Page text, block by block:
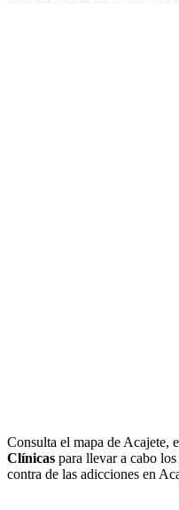
Consulta el mapa de Acajete,
Clínicas para llevar a cabo
contra de las adicciones en